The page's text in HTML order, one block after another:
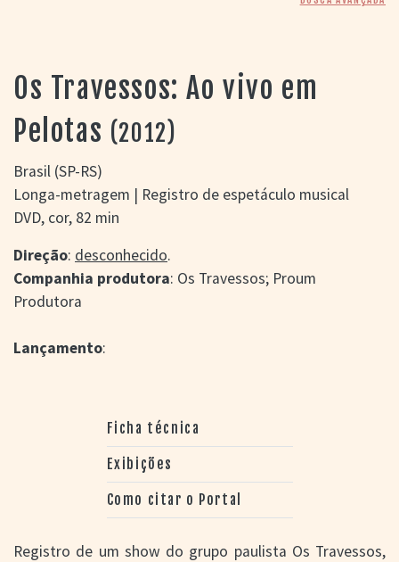
CINEMA GAÚCHO
> APRESENTAÇÃO
> BUSCA AVANÇADA
> FILMOGRAFIAS DE
CINEASTAS
> DISCOGRAFIAS
> BIBLIOGRAFIAS
CONTATO E
LOCALIZAÇÃO
Os Travessos: Ao vivo em
Pelotas (2012)
Brasil (SP-RS)
Longa-metragem | Registro de espetáculo musical
DVD, cor, 82 min
Direção: desconhecido.
Companhia produtora: Os Travessos; Proum
Produtora
Lançamento:
Ficha técnica
Exibições
Como citar o Portal
Registro de um show do grupo paulista Os Travessos,